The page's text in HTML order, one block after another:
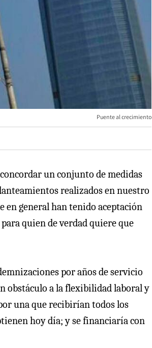
Puente al crecimiento
un conjunto de medidas
realizados en nuestro
en general han tenido aceptación
quien de verdad quiere que
por años de servicio
obstáculo a la flexibilidad laboral y
una que recibirían todos los
hoy día; y se financiaría con